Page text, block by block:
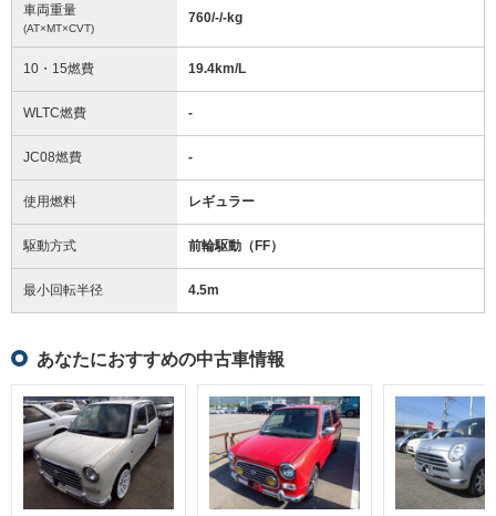
車両重量
(AT×MT×CVT)
760/-/-kg
10・15燃費 19.4km/L
WLTC燃費 -
JC08燃費 -
使用燃料 レギュラー
駆動方式 前輪駆動（FF）
最小回転半径 4.5m
あなたにおすすめの中古車情報